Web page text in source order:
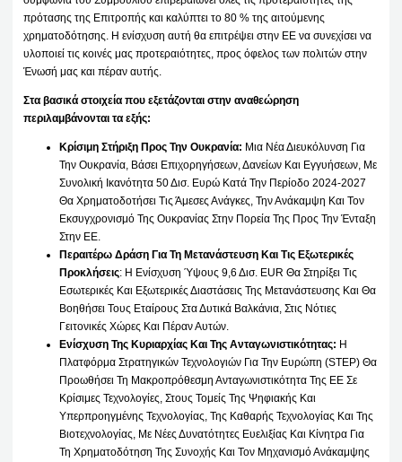
πρότασης της Επιτροπής και καλύπτει το 80 % της αιτούμενης
χρηματοδότησης. Η ενίσχυση αυτή θα επιτρέψει στην ΕΕ να συνεχίσει να
υλοποιεί τις κοινές μας προτεραιότητες, προς όφελος των πολιτών στην
Ένωσή μας και πέραν αυτής.
Στα βασικά στοιχεία που εξετάζονται στην αναθεώρηση
περιλαμβάνονται τα εξής:
Κρίσιμη Στήριξη Προς Την Ουκρανία: Μια Νέα Διευκόλυνση Για
Την Ουκρανία, Βάσει Επιχορηγήσεων, Δανείων Και Εγγυήσεων, Με
Συνολική Ικανότητα 50 Δισ. Ευρώ Κατά Την Περίοδο 2024-2027
Θα Χρηματοδοτήσει Τις Άμεσες Ανάγκες, Την Ανάκαμψη Και Τον
Εκσυγχρονισμό Της Ουκρανίας Στην Πορεία Της Προς Την Ένταξη
Στην ΕΕ.
Περαιτέρω Δράση Για Τη Μετανάστευση Και Τις Εξωτερικές
Προκλήσεις: Η Ενίσχυση Ύψους 9,6 Δισ. EUR Θα Στηρίξει Τις
Εσωτερικές Και Εξωτερικές Διαστάσεις Της Μετανάστευσης Και Θα
Βοηθήσει Τους Εταίρους Στα Δυτικά Βαλκάνια, Στις Νότιες
Γειτονικές Χώρες Και Πέραν Αυτών.
Ενίσχυση Της Κυριαρχίας Και Της Ανταγωνιστικότητας: Η
Πλατφόρμα Στρατηγικών Τεχνολογιών Για Την Ευρώπη (STEP) Θα
Προωθήσει Τη Μακροπρόθεσμη Ανταγωνιστικότητα Της ΕΕ Σε
Κρίσιμες Τεχνολογίες, Στους Τομείς Της Ψηφιακής Και
Υπερπροηγμένης Τεχνολογίας, Της Καθαρής Τεχνολογίας Και Της
Βιοτεχνολογίας, Με Νέες Δυνατότητες Ευελιξίας Και Κίνητρα Για
Τη Χρηματοδότηση Της Συνοχής Και Τον Μηχανισμό Ανάκαμψης